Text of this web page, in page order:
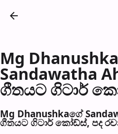
Mg
Sandawatha
ගීතයට ගිටාර්
Mg Dhanushkaගේ
ගීතයට ගිටාර් කෝඩ්ස්, පද